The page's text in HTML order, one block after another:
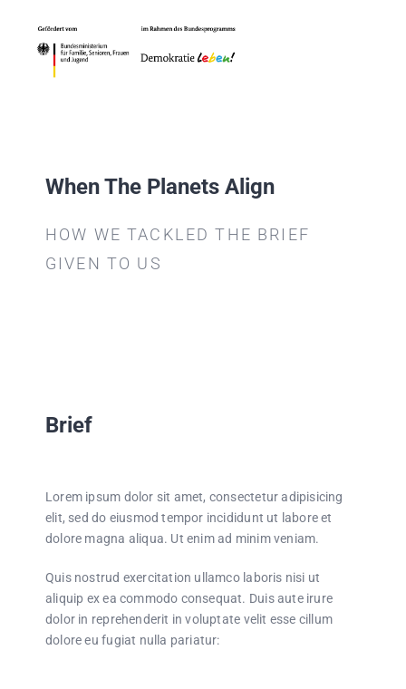
springen
Demokratiekonferenz
Die Partnerschaft
Bündnis
Kontakt
When The Planets Align
HOW WE TACKLED THE BRIEF
GIVEN TO US
Brief
Lorem ipsum dolor sit amet, consectetur adipisicing
elit, sed do eiusmod tempor incididunt ut labore et
dolore magna aliqua. Ut enim ad minim veniam.
Quis nostrud exercitation ullamco laboris nisi ut
aliquip ex ea commodo consequat. Duis aute irure
dolor in reprehenderit in voluptate velit esse cillum
dolore eu fugiat nulla pariatur: